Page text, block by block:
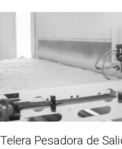
Telera Pesadora de